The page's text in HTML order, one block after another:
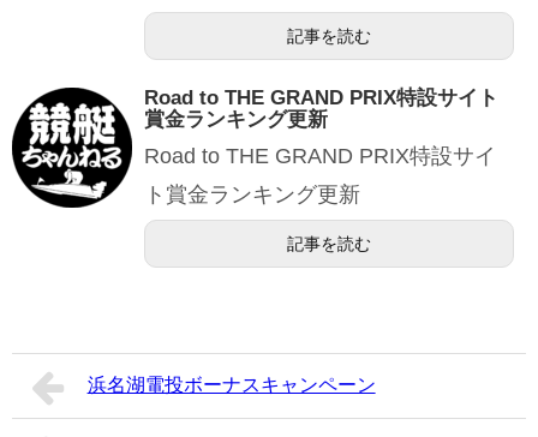
記事を読む
Road to THE GRAND PRIX特設サイト
賞金ランキング更新
Road to THE GRAND PRIX特設サイ
ト賞金ランキング更新
記事を読む
浜名湖電投ボーナスキャンペーン